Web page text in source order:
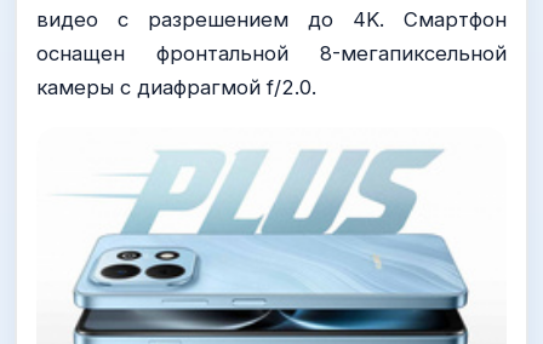
видео с разрешением до 4K. Смартфон
оснащен фронтальной 8-мегапиксельной
камеры с диафрагмой f/2.0.